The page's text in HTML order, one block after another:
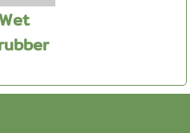
Wet